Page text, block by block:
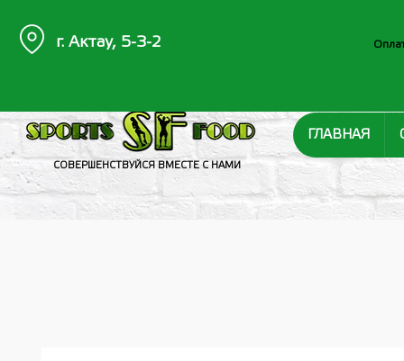
СОВЕРШЕНСТВУЙСЯ ВМЕСТЕ С НАМИ
ГЛАВНАЯ
г. Актау, 5-3-2